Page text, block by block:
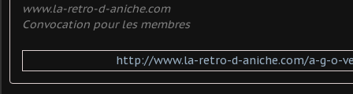
www.la-retro-d-aniche.com
Convocation pour les membres
http://www.la-retro-d-aniche.com/a-g-o-